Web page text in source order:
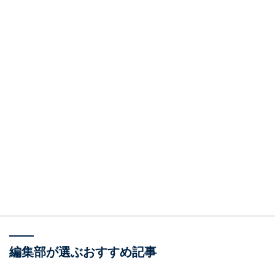
編集部が選ぶおすすめ記事